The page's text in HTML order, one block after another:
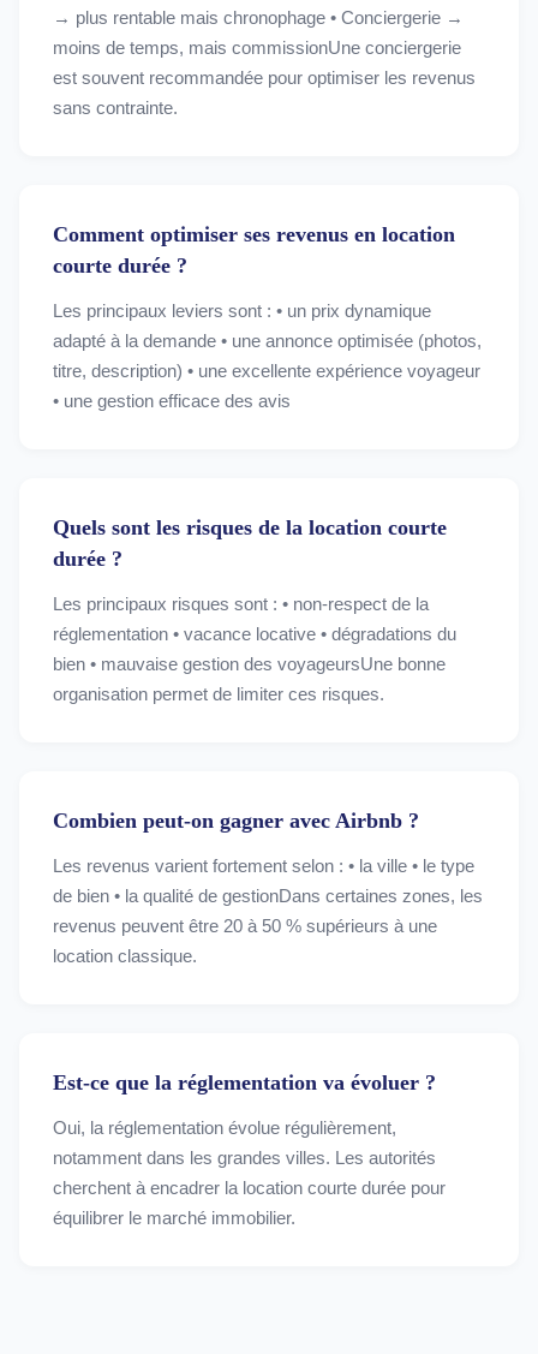
→ plus rentable mais chronophage • Conciergerie →
moins de temps, mais commissionUne conciergerie
est souvent recommandée pour optimiser les revenus
sans contrainte.
Comment optimiser ses revenus en location
courte durée ?
Les principaux leviers sont : • un prix dynamique
adapté à la demande • une annonce optimisée (photos,
titre, description) • une excellente expérience voyageur
• une gestion efficace des avis
Quels sont les risques de la location courte
durée ?
Les principaux risques sont : • non-respect de la
réglementation • vacance locative • dégradations du
bien • mauvaise gestion des voyageursUne bonne
organisation permet de limiter ces risques.
Combien peut-on gagner avec Airbnb ?
Les revenus varient fortement selon : • la ville • le type
de bien • la qualité de gestionDans certaines zones, les
revenus peuvent être 20 à 50 % supérieurs à une
location classique.
Est-ce que la réglementation va évoluer ?
Oui, la réglementation évolue régulièrement,
notamment dans les grandes villes. Les autorités
cherchent à encadrer la location courte durée pour
équilibrer le marché immobilier.